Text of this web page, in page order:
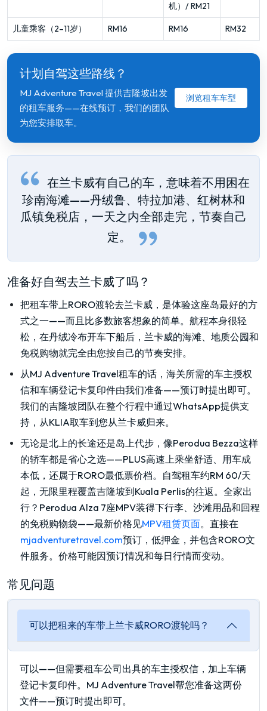
机）/ RM21
儿童乘客（2–11岁） RM16 RM16 RM32
计划自驾这些路线？
MJ Adventure Travel 提供吉隆坡出发
的租车服务——在线预订，我们的团队
为您安排取车。
浏览租车车型
在兰卡威有自己的车，意味着不用困在
珍南海滩——丹绒鲁、特拉加港、红树林和
瓜镇免税店，一天之内全部走完，节奏自己
定。
准备好自驾去兰卡威了吗？
把租车带上RORO渡轮去兰卡威，是体验这座岛最好的方
式之一——而且比多数旅客想象的简单。航程本身很轻
松，在丹绒冷布开车下船后，兰卡威的海滩、地质公园和
免税购物就完全由您按自己的节奏安排。
从MJ Adventure Travel租车的话，海关所需的车主授权
信和车辆登记卡复印件由我们准备——预订时提出即可。
我们的吉隆坡团队在整个行程中通过WhatsApp提供支
持，从KLIA取车到您从兰卡威归来。
无论是北上的长途还是岛上代步，像Perodua Bezza这样
的轿车都是省心之选——PLUS高速上乘坐舒适、用车成
本低，还属于RORO最低票价档。自驾租车约RM 60/天
起，无限里程覆盖吉隆坡到Kuala Perlis的往返。全家出
行？Perodua Alza 7座MPV装得下行李、沙滩用品和回程
的免税购物袋——最新价格见MPV租赁页面。直接在
mjadventuretravel.com预订，低押金，并包含RORO文
件服务。价格可能因预订情况和每日行情而变动。
常见问题
可以把租来的车带上兰卡威RORO渡轮吗？
可以——但需要租车公司出具的车主授权信，加上车辆
登记卡复印件。MJ Adventure Travel帮您准备这两份
文件——预订时提出即可。